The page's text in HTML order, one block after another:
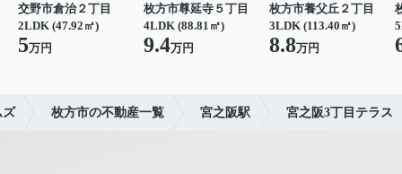
交野市倉治２丁目
2LDK (47.92㎡)
5万円
枚方市尊延寺５丁目
4LDK (88.81㎡)
9.4万円
枚方市養父丘２丁目
3LDK (113.40㎡)
8.8万円
ズ 枚方市の不動産一覧 宮之阪駅 宮之阪3丁目テラス